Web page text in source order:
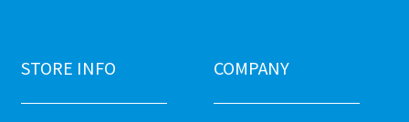
STORE INFO COMPANY